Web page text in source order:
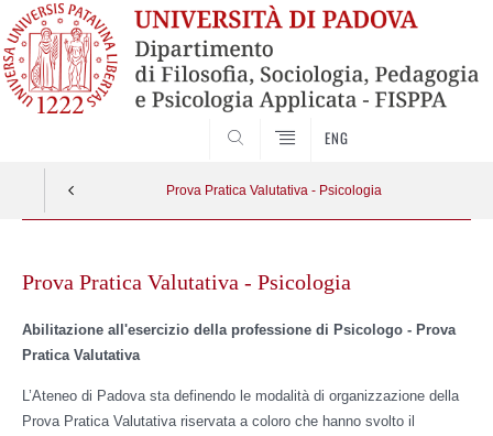
ENG
Prova Pratica Valutativa - Psicologia
contentProva Pratica Valutativa - Psicologia
Abilitazione all'esercizio della professione di Psicologo - Prova
Pratica Valutativa
L’Ateneo di Padova sta definendo le modalità di organizzazione della
Prova Pratica Valutativa riservata a coloro che hanno svolto il